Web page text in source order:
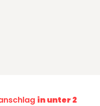
in unter 2